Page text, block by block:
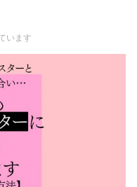
います